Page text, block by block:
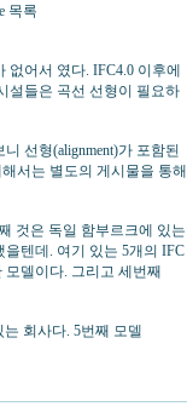
목록
어서 였다. IFC4.0 이후에
설들은 곡선 선형이 필요하
선형(alignment)가 포함된
서는 별도의 게시물을 통해
것은 독일 함부르크에 있는
텐데. 여기 있는 5개의 IFC
델이다. 그리고 세번째
는 회사다. 5번째 모델